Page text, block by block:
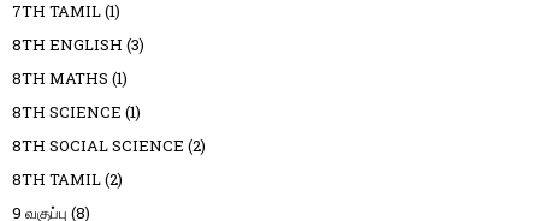
7TH TAMIL(1)
8TH ENGLISH (3)
8TH MATHS (1)
8TH SCIENCE (1)
8TH SOCIAL SCIENCE (2)
8TH TAMIL(2)
9 வகுப்பு (8)